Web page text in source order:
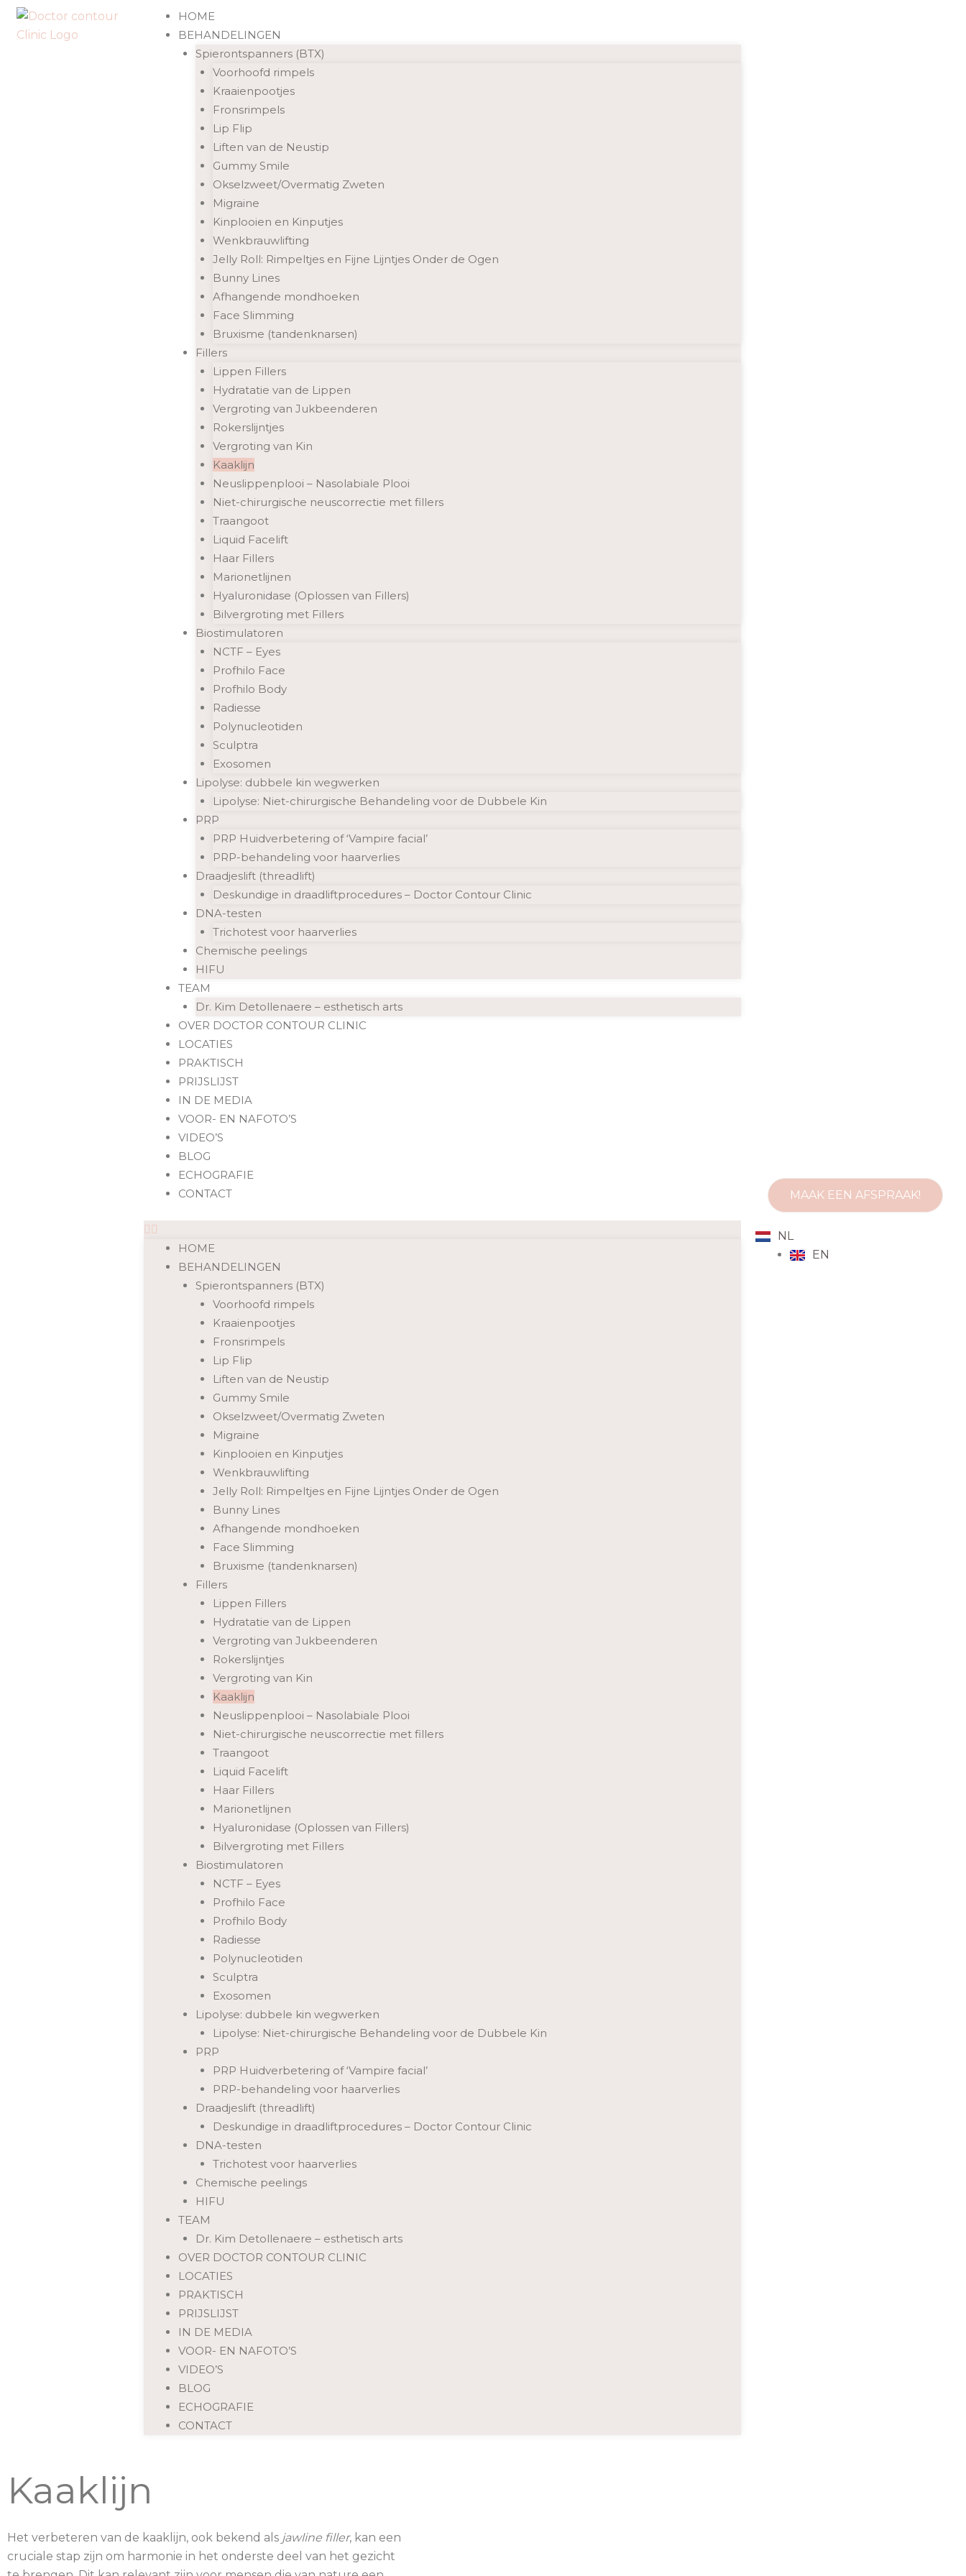
naar
HOME
BEHANDELINGEN
Spierontspanners (BTX)
Voorhoofd rimpels
Kraaienpootjes
Fronsrimpels
Lip Flip
Liften van de Neustip
Gummy Smile
Okselzweet/Overmatig Zweten
Migraine
Kinplooien en Kinputjes
Wenkbrauwlifting
Jelly Roll: Rimpeltjes en Fijne Lijntjes Onder de Ogen
Bunny Lines
Afhangende mondhoeken
Face Slimming
Bruxisme (tandenknarsen)
Fillers
Lippen Fillers
Hydratatie van de Lippen
Vergroting van Jukbeenderen
Rokerslijntjes
Vergroting van Kin
Kaaklijn
Neuslippenplooi – Nasolabiale Plooi
Niet-chirurgische neuscorrectie met fillers
Traangoot
Liquid Facelift
Haar Fillers
Marionetlijnen
Hyaluronidase (Oplossen van Fillers)
Bilvergroting met Fillers
Biostimulatoren
NCTF – Eyes
Profhilo Face
Profhilo Body
Radiesse
Polynucleotiden
Sculptra
Exosomen
Lipolyse: dubbele kin wegwerken
Lipolyse: Niet-chirurgische Behandeling voor de Dubbele Kin
PRP
PRP Huidverbetering of ‘Vampire facial’
PRP-behandeling voor haarverlies
Draadjeslift (threadlift)
Deskundige in draadliftprocedures – Doctor Contour Clinic
DNA-testen
Trichotest voor haarverlies
Chemische peelings
HIFU
TEAM
Dr. Kim Detollenaere – esthetisch arts
OVER DOCTOR CONTOUR CLINIC
LOCATIES
PRAKTISCH
PRIJSLIJST
IN DE MEDIA
VOOR- EN NAFOTO’S
VIDEO’S
BLOG
ECHOGRAFIE
CONTACT
HOME
BEHANDELINGEN
Spierontspanners (BTX)
Voorhoofd rimpels
Kraaienpootjes
Fronsrimpels
Lip Flip
Liften van de Neustip
Gummy Smile
Okselzweet/Overmatig Zweten
Migraine
Kinplooien en Kinputjes
Wenkbrauwlifting
Jelly Roll: Rimpeltjes en Fijne Lijntjes Onder de Ogen
Bunny Lines
Afhangende mondhoeken
Face Slimming
Bruxisme (tandenknarsen)
Fillers
Lippen Fillers
Hydratatie van de Lippen
Vergroting van Jukbeenderen
Rokerslijntjes
Vergroting van Kin
Kaaklijn
Neuslippenplooi – Nasolabiale Plooi
Niet-chirurgische neuscorrectie met fillers
Traangoot
Liquid Facelift
Haar Fillers
Marionetlijnen
Hyaluronidase (Oplossen van Fillers)
Bilvergroting met Fillers
Biostimulatoren
NCTF – Eyes
Profhilo Face
Profhilo Body
Radiesse
Polynucleotiden
Sculptra
Exosomen
Lipolyse: dubbele kin wegwerken
Lipolyse: Niet-chirurgische Behandeling voor de Dubbele Kin
PRP
PRP Huidverbetering of ‘Vampire facial’
PRP-behandeling voor haarverlies
Draadjeslift (threadlift)
Deskundige in draadliftprocedures – Doctor Contour Clinic
DNA-testen
Trichotest voor haarverlies
Chemische peelings
HIFU
TEAM
Dr. Kim Detollenaere – esthetisch arts
OVER DOCTOR CONTOUR CLINIC
LOCATIES
PRAKTISCH
PRIJSLIJST
IN DE MEDIA
VOOR- EN NAFOTO’S
VIDEO’S
BLOG
ECHOGRAFIE
CONTACT
MAAK EEN AFSPRAAK!
NL
EN
Kaaklijn
Het verbeteren van de kaaklijn, ook bekend als jawline filler, kan een
cruciale stap zijn om harmonie in het onderste deel van het gezicht